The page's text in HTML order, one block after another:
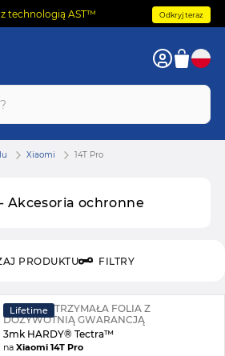
technologią AST™ Odkryj teraz
Akcesoria ochronne
Xiaomi 14T Pro
PRODUKTU FILTRY
Lifetime
SUPERWYTRZYMAŁA FOLIA Z
DOŻYWOTNIĄ GWARANCJĄ
3mk HARDY® Tectra™
naXiaomi 14T Pro